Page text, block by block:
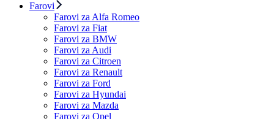
Farovi
Farovi za Alfa Romeo
Farovi za Fiat
Farovi za BMW
Farovi za Audi
Farovi za Citroen
Farovi za Renault
Farovi za Ford
Farovi za Hyundai
Farovi za Mazda
Farovi za Opel